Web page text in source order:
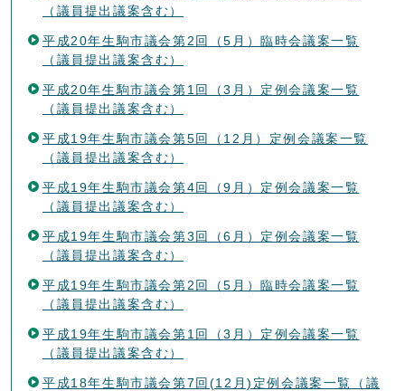
（議員提出議案含む）
平成20年生駒市議会第2回（5月）臨時会議案一覧
（議員提出議案含む）
平成20年生駒市議会第1回（3月）定例会議案一覧
（議員提出議案含む）
平成19年生駒市議会第5回（12月）定例会議案一覧
（議員提出議案含む）
平成19年生駒市議会第4回（9月）定例会議案一覧
（議員提出議案含む）
平成19年生駒市議会第3回（6月）定例会議案一覧
（議員提出議案含む）
平成19年生駒市議会第2回（5月）臨時会議案一覧
（議員提出議案含む）
平成19年生駒市議会第1回（3月）定例会議案一覧
（議員提出議案含む）
平成18年生駒市議会第7回(12月)定例会議案一覧（議